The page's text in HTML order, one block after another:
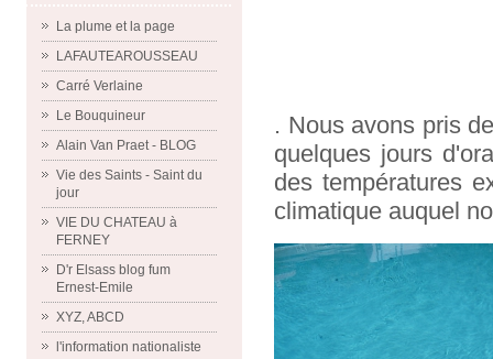
La plume et la page
LAFAUTEAROUSSEAU
Carré Verlaine
Le Bouquineur
Alain Van Praet - BLOG
Vie des Saints - Saint du
jour
VIE DU CHATEAU à
FERNEY
D'r Elsass blog fum
Ernest-Emile
XYZ, ABCD
l'information nationaliste
. Nous avons pris
quelques jours
des températures
climatique auquel